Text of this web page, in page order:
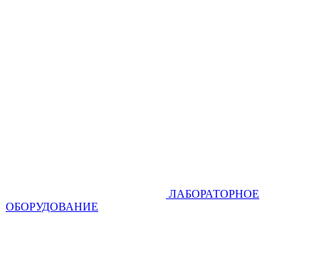
ЛАБОРАТОРНОЕ
ОБОРУДОВАНИЕ